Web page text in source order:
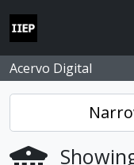
Skip to main content
Acervo Digital